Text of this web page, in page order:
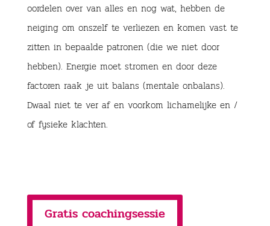
oordelen over van alles en nog wat, hebben de
neiging om onszelf te verliezen en komen vast te
zitten in bepaalde patronen (die we niet door
hebben). Energie moet stromen en door deze
factoren raak je uit balans (mentale onbalans).
Dwaal niet te ver af en voorkom lichamelijke en /
of fysieke klachten.
Gratis coachingsessie